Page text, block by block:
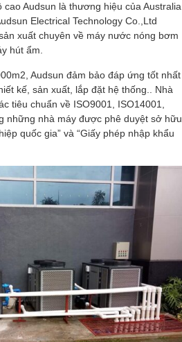
Audsun là thương hiệu của Australia
Electrical Technology Co.,Ltd
xuất chuyên về máy nước nóng bơm
hút ẩm.
Audsun đảm bảo đáp ứng tốt nhất
kế, sản xuất, lắp đặt hệ thống.. Nhà
tiêu chuẩn về ISO9001, ISO14001,
những nhà máy được phê duyệt sở hữu
quốc gia” và “Giấy phép nhập khẩu